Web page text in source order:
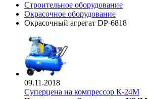
Строительное оборудование
Окрасочное оборудование
Окрасочный агрегат DP-6818
09.11.2018
Суперцена на компрессор К-24М